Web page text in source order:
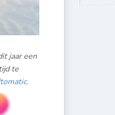
jaar een
te
.